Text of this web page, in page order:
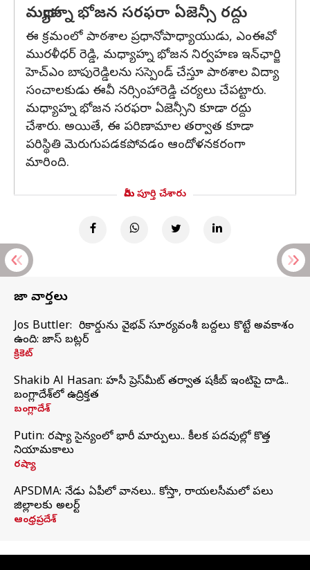
మధ్యాహ్న భోజన సరఫరా ఏజెన్సీ రద్దు
ఈ క్రమంలో పాఠశాల ప్రధానోపాధ్యాయుడు, ఎంఈవో
మురళీధర్ రెడ్డి, మధ్యాహ్న భోజన నిర్వహణ ఇన్‌ఛార్జి
హెచ్‌ఎం బాపురెడ్డిలను సస్పెండ్ చేస్తూ పాఠశాల విద్యా
సంచాలకుడు ఈవీ నర్సింహారెడ్డి చర్యలు చేపట్టారు.
మధ్యాహ్న భోజన సరఫరా ఏజెన్సీని కూడా రద్దు
చేశారు. అయితే, ఈ పరిణామాల తర్వాత కూడా
పరిస్థితి మెరుగుపడకపోవడం ఆందోళనకరంగా
మారింది.
మీరు పూర్తి చేశారు
తాజా వార్తలు
Jos Buttler: నా రికార్డును వైభవ్ సూర్యవంశీ బద్దలు కొట్టే అవకాశం
ఉంది: జాస్ బట్లర్
క్రికెట్
Shakib Al Hasan: హసీనా ప్రెస్‌మీట్‌ తర్వాత షకీబ్‌ ఇంటిపై దాడి..
బంగ్లాదేశ్‌లో ఉద్రిక్తత
బంగ్లాదేశ్
Putin: రష్యా సైన్యంలో భారీ మార్పులు.. కీలక పదవుల్లో కొత్త
నియామకాలు
రష్యా
APSDMA: నేడు ఏపీలో వానలు.. కోస్తా, రాయలసీమలో పలు
జిల్లాలకు అలర్ట్
ఆంధ్రప్రదేశ్